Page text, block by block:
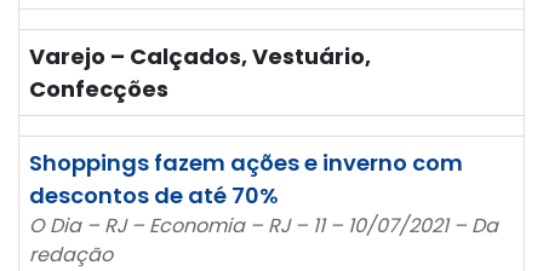
Varejo – Calçados, Vestuário,
Confecções
Shoppings fazem ações e inverno com
descontos de até 70%
O Dia – RJ – Economia – RJ – 11 – 10/07/2021 – Da
redação